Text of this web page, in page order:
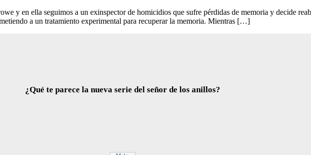
y en ella seguimos a un exinspector de homicidios que sufre pérdidas de memoria y decide
a un tratamiento experimental para recuperar la memoria. Mientras […]
¿Qué te parece la nueva serie del señor de los anillos?